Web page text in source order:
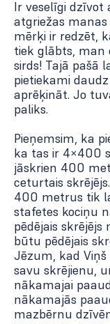
Ir veselīgi dzīvot
atgriežas
mērķi ir redzēt,
tiek glābts, man
sirds! Tajā pašā
pietiekami
aprēķināt. Jo
paliks.
Pieņemsim, ka
ka tas ir 4×400
jāskrien 400
ceturtais
400 metrus tik
stafetes kociņu
pēdējais
būtu pēdējais
Jēzum, kad Viņš
savu skrējienu,
nākamajai
nākamajās
mazbērnu